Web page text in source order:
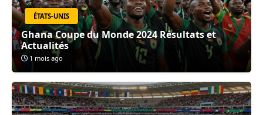
ÉTATS-UNIS
Ghana Coupe du Monde 2024 Résultats et
Actualités
1 mois ago